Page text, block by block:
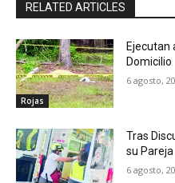
RELATED ARTICLES
Rojas
Ejecutan
Domicilio
6 agosto,
Tras
su Pareja
6 agosto,